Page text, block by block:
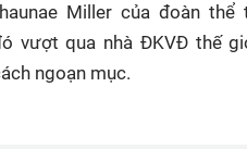
Miller của đoàn thể
vượt qua nhà ĐKVĐ thế
ngoạn mục.